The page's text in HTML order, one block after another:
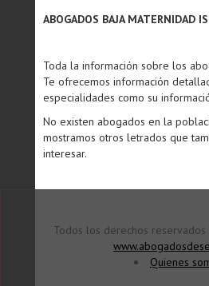
ABOGADOS BAJA MATERNIDAD
Toda la información sobre los
Te ofrecemos información
especialidades como su
No existen abogados en la
mostramos otros letrados que
interesar.
Todos los derechos
Quienes